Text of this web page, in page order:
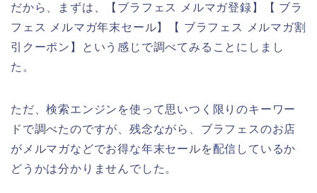
だから、まずは、【ブラフェス メルマガ登録】【 ブラ
フェス メルマガ年末セール】【 ブラフェス メルマガ割
引クーポン】という感じで調べてみることにしまし
た。
ただ、検索エンジンを使って思いつく限りのキーワー
ドで調べたのですが、残念ながら、ブラフェスのお店
がメルマガなどでお得な年末セールを配信しているか
どうかは分かりませんでした。